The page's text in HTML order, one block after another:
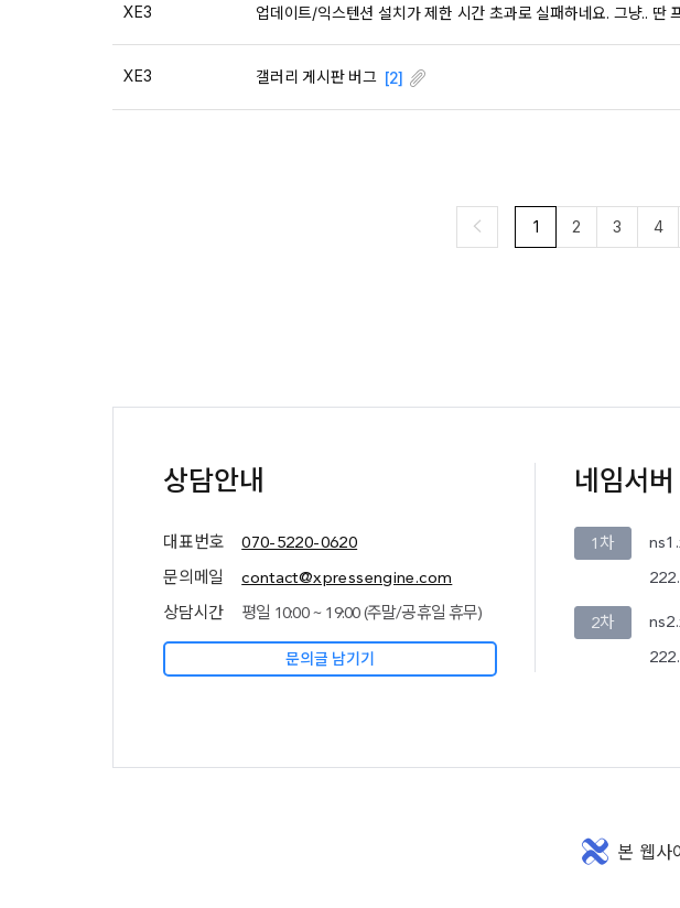
XE3 업데이트/익스텐션 설치가 제한 시간 초과로 실패하네요. 그냥.. 딴
XE3 갤러리 게시판 버그 [2]
1 2 3 4
네임서버상담안내
대표번호 070-5220-0620
문의메일 contact@xpressengine.com
상담시간 평일 10:00 ~ 19:00 (주말/공휴일 휴무)
문의글 남기기
네임서버
1차
2차
본 웹사